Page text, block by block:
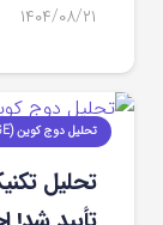
۱۴۰۴/۰۸/۲۱
تحلیل دوج کوین (DOGE)